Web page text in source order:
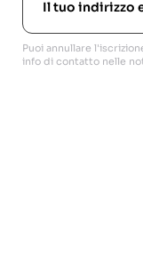
Puoi annullare
info di contatto nelle